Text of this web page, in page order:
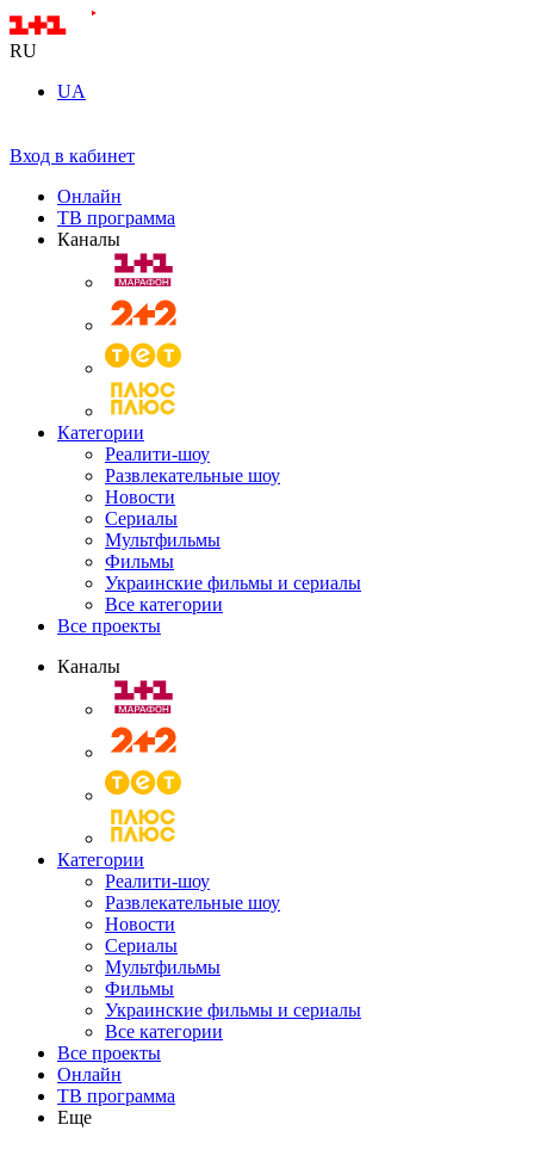
RU
UA
Вход в кабинет
Онлайн
ТВ программа
Каналы
Категории
Реалити-шоу
Развлекательные шоу
Новости
Сериалы
Мультфильмы
Фильмы
Украинские фильмы и сериалы
Все категории
Все проекты
Каналы
Категории
Реалити-шоу
Развлекательные шоу
Новости
Сериалы
Мультфильмы
Фильмы
Украинские фильмы и сериалы
Все категории
Все проекты
Онлайн
ТВ программа
Еще